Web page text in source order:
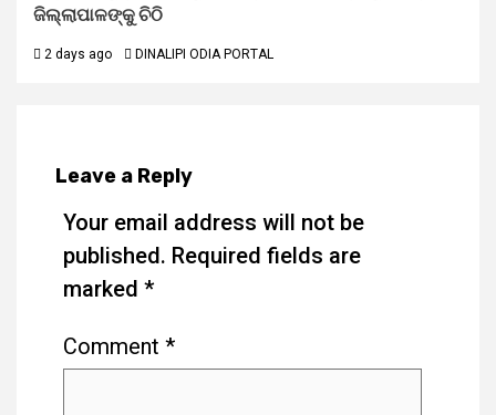
ଜିଲ୍ଲାପାଳଙ୍କୁ ଚିଠି
2 days ago DINALIPI ODIA PORTAL
Leave a Reply
Your email address will not be
published. Required fields are
marked *
Comment *